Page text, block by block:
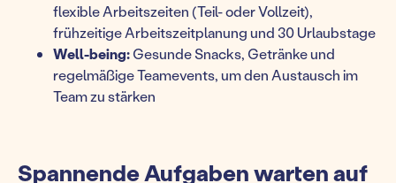
flexible Arbeitszeiten (Teil- oder Vollzeit),
frühzeitige Arbeitszeitplanung und 30 Urlaubstage
Well-being:Gesunde Snacks, Getränke und
regelmäßige Teamevents, um den Austausch im
Team zu stärken
Spannende Aufgaben warten auf